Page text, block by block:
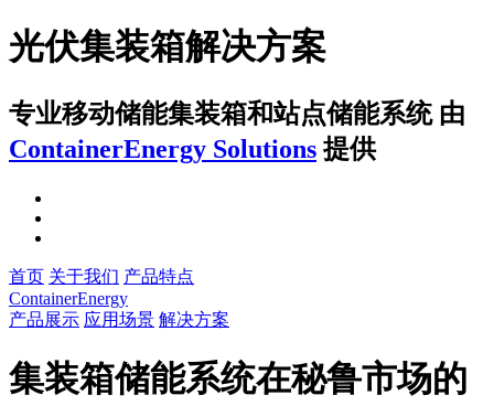
光伏集装箱解决方案
专业移动储能集装箱和站点储能系统 由
ContainerEnergy Solutions 提供
首页 关于我们 产品特点
ContainerEnergy
产品展示 应用场景 解决方案
集装箱储能系统在秘鲁市场的